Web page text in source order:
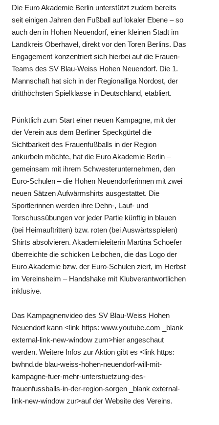
Die Euro Akademie Berlin unterstützt zudem bereits
seit einigen Jahren den Fußball auf lokaler Ebene – so
auch den in Hohen Neuendorf, einer kleinen Stadt im
Landkreis Oberhavel, direkt vor den Toren Berlins. Das
Engagement konzentriert sich hierbei auf die Frauen-
Teams des SV Blau-Weiss Hohen Neuendorf. Die 1.
Mannschaft hat sich in der Regionalliga Nordost, der
dritthöchsten Spielklasse in Deutschland, etabliert.
Pünktlich zum Start einer neuen Kampagne, mit der
der Verein aus dem Berliner Speckgürtel die
Sichtbarkeit des Frauenfußballs in der Region
ankurbeln möchte, hat die Euro Akademie Berlin –
gemeinsam mit ihrem Schwesterunternehmen, den
Euro-Schulen – die Hohen Neuendorferinnen mit zwei
neuen Sätzen Aufwärmshirts ausgestattet. Die
Sportlerinnen werden ihre Dehn-, Lauf- und
Torschussübungen vor jeder Partie künftig in blauen
(bei Heimauftritten) bzw. roten (bei Auswärtsspielen)
Shirts absolvieren. Akademieleiterin Martina Schoefer
überreichte die schicken Leibchen, die das Logo der
Euro Akademie bzw. der Euro-Schulen ziert, im Herbst
im Vereinsheim – Handshake mit Klubverantwortlichen
inklusive.
Das Kampagnenvideo des SV Blau-Weiss Hohen
Neuendorf kann <link https: www.youtube.com _blank
external-link-new-window zum>hier angeschaut
werden. Weitere Infos zur Aktion gibt es <link https:
bwhnd.de blau-weiss-hohen-neuendorf-will-mit-
kampagne-fuer-mehr-unterstuetzung-des-
frauenfussballs-in-der-region-sorgen _blank external-
link-new-window zur>auf der Website des Vereins.